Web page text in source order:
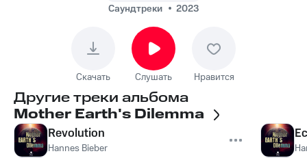
Саундтреки
2023
Скачать Слушать Нравится
Другие треки альбома
Mother Earth's Dilemma
Revolution
Hannes Bieber